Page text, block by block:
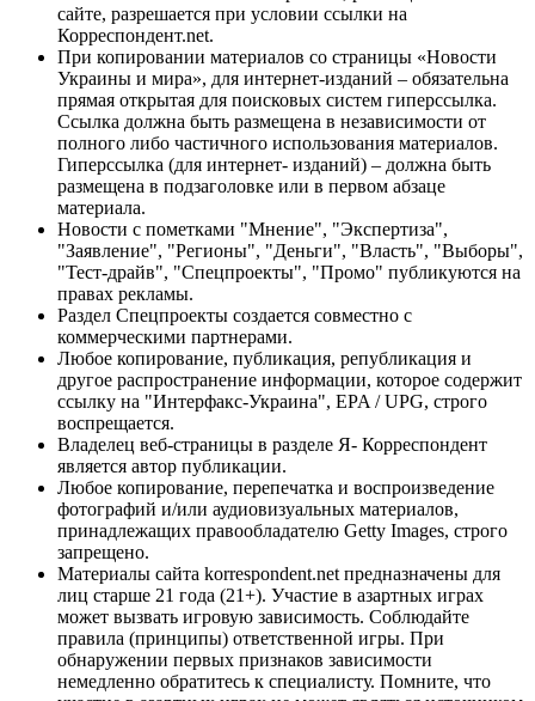
сайте, разрешается при условии ссылки на
Корреспондент.net.
При копировании материалов со страницы «Новости
Украины и мира», для интернет-изданий – обязательна
прямая открытая для поисковых систем гиперссылка.
Ссылка должна быть размещена в независимости от
полного либо частичного использования материалов.
Гиперссылка (для интернет- изданий) – должна быть
размещена в подзаголовке или в первом абзаце
материала.
Новости с пометками "Мнение", "Экспертиза",
"Заявление", "Регионы", "Деньги", "Власть", "Выборы",
"Тест-драйв", "Спецпроекты", "Промо" публикуются на
правах рекламы.
Раздел Спецпроекты создается совместно с
коммерческими партнерами.
Любое копирование, публикация, републикация и
другое распространение информации, которое содержит
ссылку на "Интерфакс-Украина", EPA / UPG, строго
воспрещается.
Владелец веб-страницы в разделе Я- Корреспондент
является автор публикации.
Любое копирование, перепечатка и воспроизведение
фотографий и/или аудиовизуальных материалов,
принадлежащих правообладателю Getty Images, строго
запрещено.
Материалы сайта korrespondent.net предназначены для
лиц старше 21 года (21+). Участие в азартных играх
может вызвать игровую зависимость. Соблюдайте
правила (принципы) ответственной игры. При
обнаружении первых признаков зависимости
немедленно обратитесь к специалисту. Помните, что